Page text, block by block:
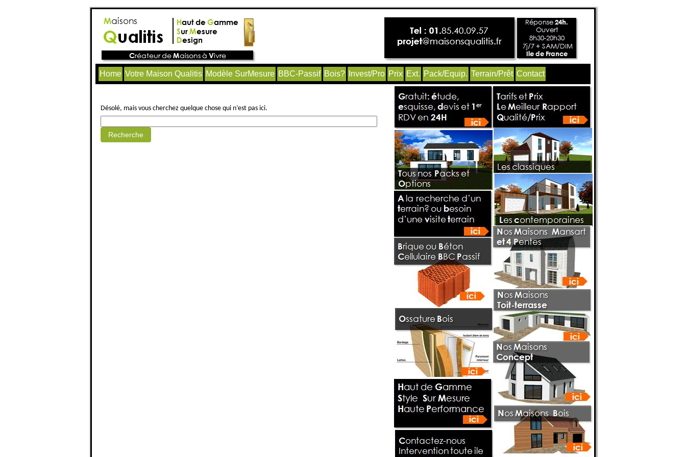
Home Votre Maison Qualitis Modèle SurMesure BBC-Passif Bois? Invest/Pro Prix Ext. Pack/Equip. Terrain/Prêt Contact
Désolé, mais vous cherchez quelque chose qui n’est pas ici.